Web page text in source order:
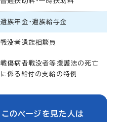
遺族年金・遺族給与金
戦没者遺族相談員
戦傷病者戦没者等援護法の死亡
に係る給付の支給の特例
このページを見た人は